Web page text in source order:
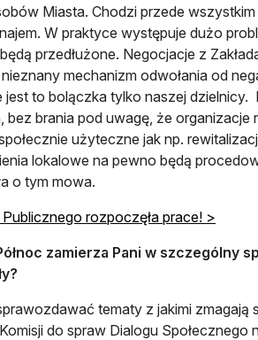
Miasta. Chodzi przede
W praktyce występuje dużo
przedłużone. Negocjacje z
mechanizm odwołania od
jest to bolączka tylko naszej
brania pod uwagę, że organizacje
użyteczne jak np.
lokalowe na pewno będą
o tym mowa.
rozpoczęła prace! >
zamierza Pani w szczególny
tematy z jakimi zmagają
do spraw Dialogu Społecznego